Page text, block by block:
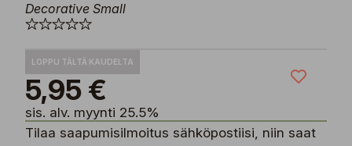
Decorative Small
LOPPU TÄLTÄ KAUDELTA
5,95 €
sis. alv. myynti 25.5%
Tilaa saapumisilmoitus sähköpostiisi, niin saat